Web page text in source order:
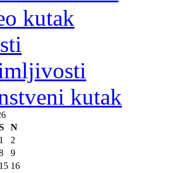
kutak
kutak
N
1
2
9
15 16